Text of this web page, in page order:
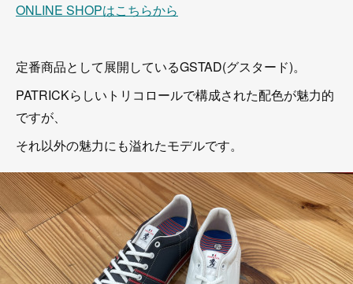
ONLINE SHOPはこちらから
定番商品として展開しているGSTAD(グスタード)。
PATRICKらしいトリコロールで構成された配色が魅力的
ですが、
それ以外の魅力にも溢れたモデルです。